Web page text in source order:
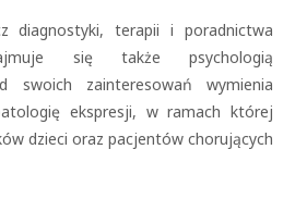
diagnostyki, terapii i poradnictwa
się także psychologią
swoich zainteresowań wymienia
ekspresji, w ramach której
dzieci oraz pacjentów chorujących